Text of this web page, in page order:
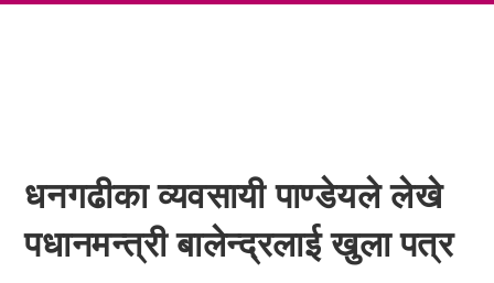
धनगढीका व्यवसायी पाण्डेयले लेखे
पधानमन्त्री बालेन्द्रलाई खुला पत्र